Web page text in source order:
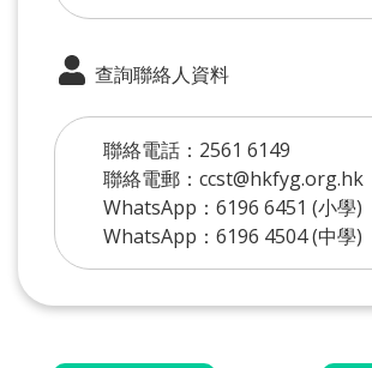
查詢聯絡人資料
聯絡電話：2561 6149
聯絡電郵：ccst@hkfyg.org.hk
WhatsApp：6196 6451 (小學)
WhatsApp：6196 4504 (中學)